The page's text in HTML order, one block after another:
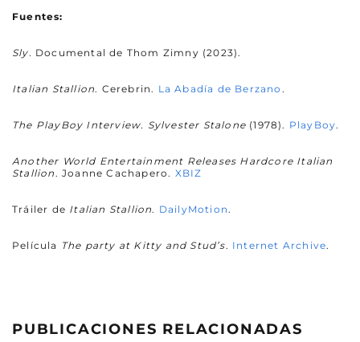
Fuentes:
Sly. Documental de Thom Zimny (2023).
Italian Stallion. Cerebrin. La Abadía de Berzano .
The PlayBoy Interview. Sylvester Stalone (1978). PlayBoy.
Another World Entertainment Releases Hardcore Italian
Stallion. Joanne Cachapero. XBIZ
Tráiler de Italian Stallion. DailyMotion.
Película The party at Kitty and Stud’s. Internet Archive.
PUBLICACIONES RELACIONADAS